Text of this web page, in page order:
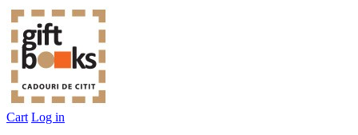
Cart Log in